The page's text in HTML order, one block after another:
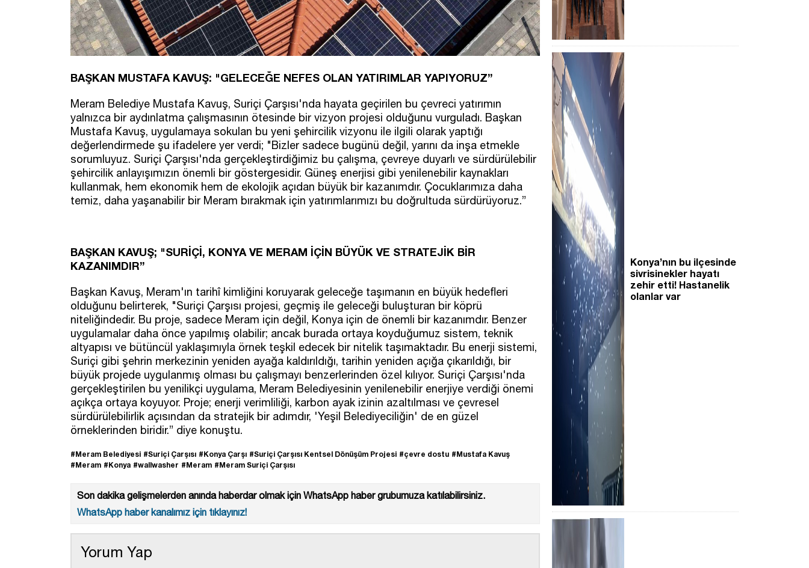
BAŞKAN MUSTAFA KAVUŞ: "GELECEĞE NEFES OLAN YATIRIMLAR YAPIYORUZ”
Meram Belediye Mustafa Kavuş, Suriçi Çarşısı'nda hayata geçirilen bu çevreci yatırımın
yalnızca bir aydınlatma çalışmasının ötesinde bir vizyon projesi olduğunu vurguladı. Başkan
Mustafa Kavuş, uygulamaya sokulan bu yeni şehircilik vizyonu ile ilgili olarak yaptığı
değerlendirmede şu ifadelere yer verdi; "Bizler sadece bugünü değil, yarını da inşa etmekle
sorumluyuz. Suriçi Çarşısı'nda gerçekleştirdiğimiz bu çalışma, çevreye duyarlı ve sürdürülebilir
şehircilik anlayışımızın önemli bir göstergesidir. Güneş enerjisi gibi yenilenebilir kaynakları
kullanmak, hem ekonomik hem de ekolojik açıdan büyük bir kazanımdır. Çocuklarımıza daha
temiz, daha yaşanabilir bir Meram bırakmak için yatırımlarımızı bu doğrultuda sürdürüyoruz.”
BAŞKAN KAVUŞ; "SURİÇİ, KONYA VE MERAM İÇİN BÜYÜK VE STRATEJİK BİR
KAZANIMDIR”
Başkan Kavuş, Meram'ın tarihî kimliğini koruyarak geleceğe taşımanın en büyük hedefleri
olduğunu belirterek, "Suriçi Çarşısı projesi, geçmiş ile geleceği buluşturan bir köprü
niteliğindedir. Bu proje, sadece Meram için değil, Konya için de önemli bir kazanımdır. Benzer
uygulamalar daha önce yapılmış olabilir; ancak burada ortaya koyduğumuz sistem, teknik
altyapısı ve bütüncül yaklaşımıyla örnek teşkil edecek bir nitelik taşımaktadır. Bu enerji sistemi,
Suriçi gibi şehrin merkezinin yeniden ayağa kaldırıldığı, tarihin yeniden açığa çıkarıldığı, bir
büyük projede uygulanmış olması bu çalışmayı benzerlerinden özel kılıyor. Suriçi Çarşısı'nda
gerçekleştirilen bu yenilikçi uygulama, Meram Belediyesinin yenilenebilir enerjiye verdiği önemi
açıkça ortaya koyuyor. Proje; enerji verimliliği, karbon ayak izinin azaltılması ve çevresel
sürdürülebilirlik açısından da stratejik bir adımdır, 'Yeşil Belediyeciliğin' de en güzel
örneklerinden biridir.” diye konuştu.
#Meram Belediyesi #Suriçi Çarşısı #Konya Çarşı #Suriçi Çarşısı Kentsel Dönüşüm Projesi #çevre dostu #Mustafa Kavuş
#Meram #Konya #wallwasher #Meram #Meram Suriçi Çarşısı
Son dakika gelişmelerden anında haberdar olmak için WhatsApp haber grubumuza katılabilirsiniz.
WhatsApp haber kanalımız için tıklayınız!
Yorum Yap
Konya’nın bu ilçesinde
sivrisinekler hayatı
zehir etti! Hastanelik
olanlar var